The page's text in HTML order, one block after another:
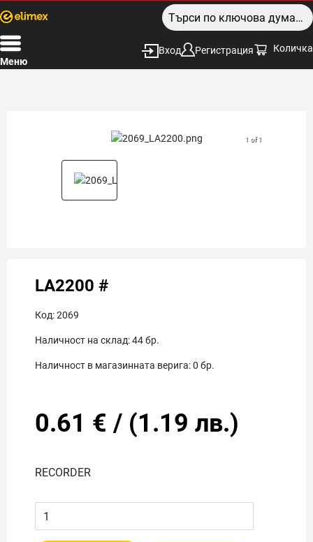
Меню
Вход Регистрация Количка
1 of 1
LA2200 #
Код:2069
Наличност на склад:44бр.
Наличност в магазинната верига:0 бр.
0.61 € / (1.19 лв.)
RECORDER